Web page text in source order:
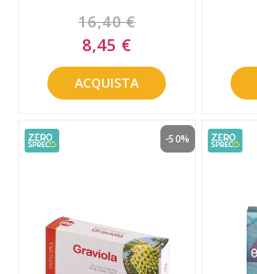
16,40 €
Special
Price
8,45 €
ACQUISTA
-50%